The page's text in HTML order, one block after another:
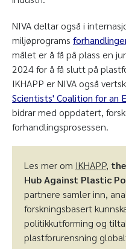
NIVA deltar også i
miljøprograms
målet er å få på plass en
2024 for å få slutt på
IKHAPP er NIVA også
Scientists' Coalition for an
bidrar med oppdatert,
forhandlingsprosessen.
Les mer om IKHAPP,
Hub Against Plastic
partnere samler inn,
forskningsbasert
politikkutforming og
plastforurensning